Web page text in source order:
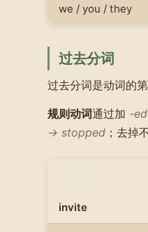
we / you / they
过去分词
过去分词是动词的
规则动词通过加 -ed
→ stopped ；去掉
invite